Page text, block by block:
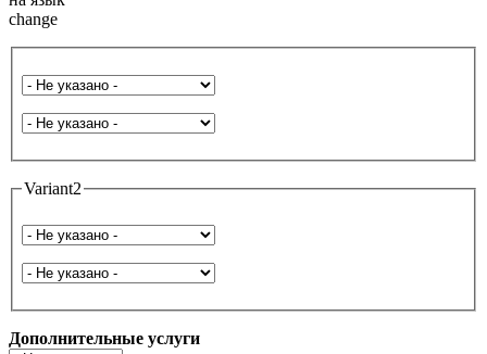
change
Язык с
На язык
Variant2
Язык с
На язык
Дополнительные услуги